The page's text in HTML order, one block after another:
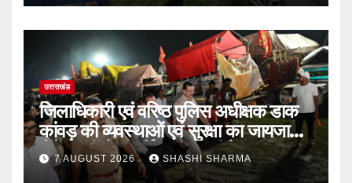
उत्तराखंड
जिलाधिकारी एवं वरिष्ठ पुलिस अधीक्षक डाक
कांवड़ की व्यवस्थाओं एवं सुरक्षा का जायजा
लेने बैरागी कैंप पार्किंग स्थल जीरो ग्राउंड पर
देर रात्रि पहुंचे
7 AUGUST 2026 SHASHI SHARMA